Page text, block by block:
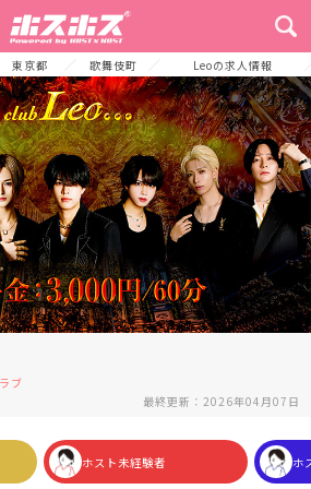
東京都 歌舞伎町 Leoの求人情報
ジ 募集要項 採用プロセス
ブ
最終更新：2026年04月07日
ホスト未経験者 ホ